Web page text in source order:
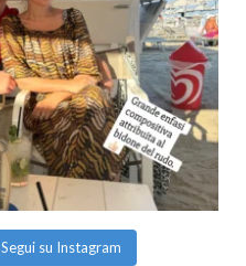
Segui su Instagram